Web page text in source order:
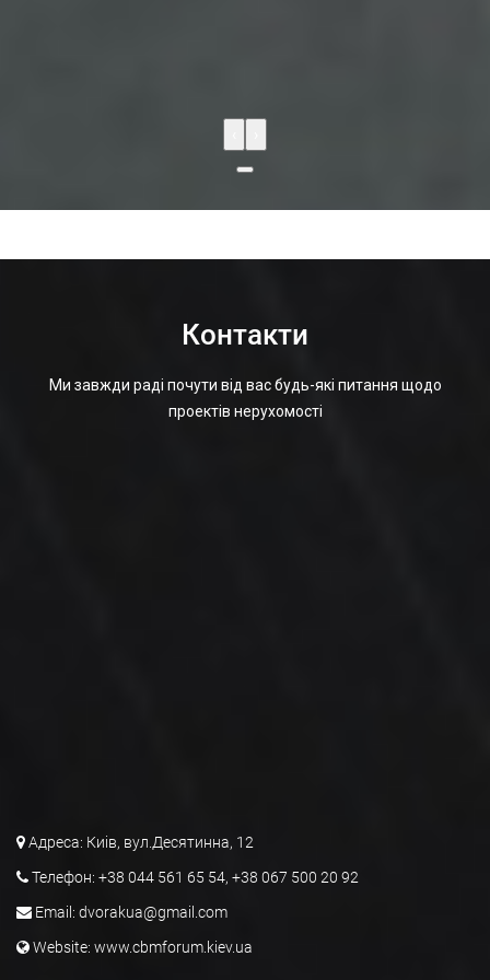
Контакти
Ми завжди раді почути від вас будь-які питання щодо
проектів нерухомості
Адреса: Киів, вул.Десятинна, 12
Телефон: +38 044 561 65 54, +38 067 500 20 92
Email: dvorakua@gmail.com
Website: www.cbmforum.kiev.ua